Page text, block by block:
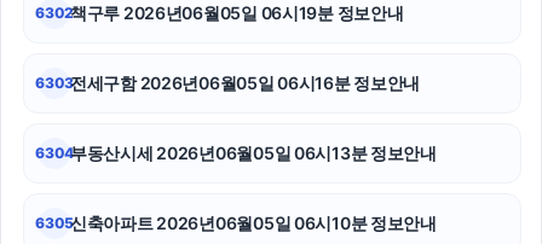
강동하수구막힘
폰테크
아고다할인코드
6302책구루 2026년06월05일 06시19분 정보안내
6303전세구함 2026년06월05일 06시16분 정보안내
6304부동산시세 2026년06월05일 06시13분 정보안내
6305신축아파트 2026년06월05일 06시10분 정보안내